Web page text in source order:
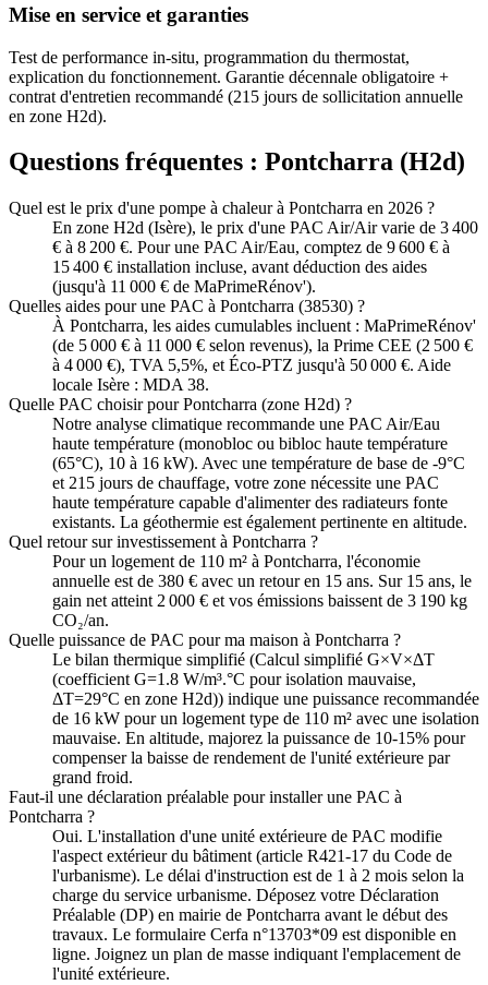
Mise en service et garanties
Test de performance in-situ, programmation du thermostat,
explication du fonctionnement. Garantie décennale obligatoire +
contrat d'entretien recommandé (215 jours de sollicitation annuelle
en zone H2d).
Questions fréquentes : Pontcharra (H2d)
Quel est le prix d'une pompe à chaleur à Pontcharra en 2026 ?
En zone H2d (Isère), le prix d'une PAC Air/Air varie de 3 400
€ à 8 200 €. Pour une PAC Air/Eau, comptez de 9 600 € à
15 400 € installation incluse, avant déduction des aides
(jusqu'à 11 000 € de MaPrimeRénov').
Quelles aides pour une PAC à Pontcharra (38530) ?
À Pontcharra, les aides cumulables incluent : MaPrimeRénov'
(de 5 000 € à 11 000 € selon revenus), la Prime CEE (2 500 €
à 4 000 €), TVA 5,5%, et Éco-PTZ jusqu'à 50 000 €. Aide
locale Isère : MDA 38.
Quelle PAC choisir pour Pontcharra (zone H2d) ?
Notre analyse climatique recommande une PAC Air/Eau
haute température (monobloc ou bibloc haute température
(65°C), 10 à 16 kW). Avec une température de base de -9°C
et 215 jours de chauffage, votre zone nécessite une PAC
haute température capable d'alimenter des radiateurs fonte
existants. La géothermie est également pertinente en altitude.
Quel retour sur investissement à Pontcharra ?
Pour un logement de 110 m² à Pontcharra, l'économie
annuelle est de 380 € avec un retour en 15 ans. Sur 15 ans, le
gain net atteint 2 000 € et vos émissions baissent de 3 190 kg
CO₂/an.
Quelle puissance de PAC pour ma maison à Pontcharra ?
Le bilan thermique simplifié (Calcul simplifié G×V×ΔT
(coefficient G=1.8 W/m³.°C pour isolation mauvaise,
ΔT=29°C en zone H2d)) indique une puissance recommandée
de 16 kW pour un logement type de 110 m² avec une isolation
mauvaise. En altitude, majorez la puissance de 10-15% pour
compenser la baisse de rendement de l'unité extérieure par
grand froid.
Faut-il une déclaration préalable pour installer une PAC à
Pontcharra ?
Oui. L'installation d'une unité extérieure de PAC modifie
l'aspect extérieur du bâtiment (article R421-17 du Code de
l'urbanisme). Le délai d'instruction est de 1 à 2 mois selon la
charge du service urbanisme. Déposez votre Déclaration
Préalable (DP) en mairie de Pontcharra avant le début des
travaux. Le formulaire Cerfa n°13703*09 est disponible en
ligne. Joignez un plan de masse indiquant l'emplacement de
l'unité extérieure.